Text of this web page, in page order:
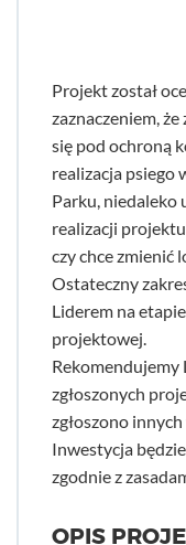
Projekt został
zaznaczeniem,
się pod ochroną
realizacja psiego
Parku, niedaleko
realizacji
czy chce zmienić
Ostateczny
Liderem na
projektowej.
Rekomendujemy
zgłoszonych
zgłoszono
Inwestycja
zgodnie z
OPIS